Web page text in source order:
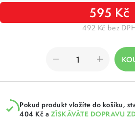
595 Kč
492 Kč bez
Pokud produkt vložíte do košíku,
404 Kč a ZÍSKÁVÁTE DOPRAVU